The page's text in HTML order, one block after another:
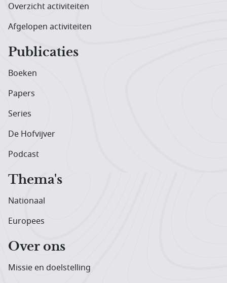
Overzicht activiteiten
Afgelopen activiteiten
Publicaties
Boeken
Papers
Series
De Hofvijver
Podcast
Thema's
Nationaal
Europees
Over ons
Missie en doelstelling